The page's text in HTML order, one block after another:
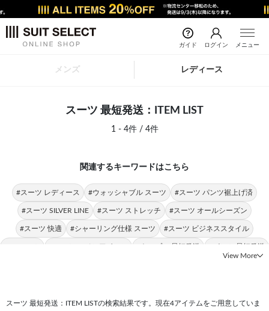
ガイド ログイン メニュー
メンズ レディース
スーツ 最短発送：ITEM LIST
1 - 4件 / 4件
関連するキーワードはこちら
#スーツ レディース #ウォッシャブル スーツ #スーツ パンツ裾上げ済
#スーツ SILVER LINE #スーツ ストレッチ #スーツ オールシーズン
#スーツ 快適 #シャーリング仕様 スーツ #スーツ ビジネススタイル
#スーツ 4Sノンアイロン #トップス 最短発送 #パンツ 最短発送
#コート 最短発送
View More
スーツ 最短発送：ITEM LISTの検索結果です。現在4アイテムをご用意していま